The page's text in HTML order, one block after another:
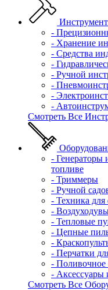
-
- Хранение
- Средства
-
- Ручной
-
-
-
Смотреть Все
- Генераторы
топливе
- Триммеры
- Ручной
- Техника для
-
- Тепловые
- Цепные
-
- Перчатки
- Поливочное
- Аксессуары
Смотреть Все